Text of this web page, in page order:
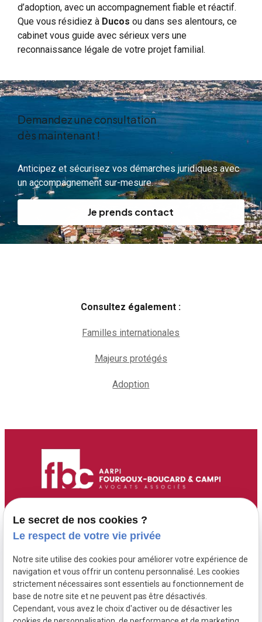
d’adoption, avec un accompagnement fiable et réactif.
Que vous résidiez à Ducos ou dans ses alentours, ce
cabinet vous guide avec sérieux vers une
reconnaissance légale de votre projet familial.
Demandez une consultation
dès maintenant !
Anticipez et sécurisez vos démarches juridiques avec
un accompagnement sur-mesure.
Je prends contact
Consultez également :
Familles internationales
Majeurs protégés
Adoption
Adresse :
6 Route de Didier
FRANCE ( 6 rue de
Didier )
Contact :
05 96 70 00 13
boucard-campi-
avocats.com
Maître Campi
Honoraires
Le secret de nos cookies ?
Le respect de votre vie privée
Notre site utilise des cookies pour améliorer votre expérience de
navigation et vous offrir un contenu personnalisé. Les cookies
strictement nécessaires sont essentiels au fonctionnement de
base de notre site et ne peuvent pas être désactivés.
Cependant, vous avez le choix d'activer ou de désactiver les